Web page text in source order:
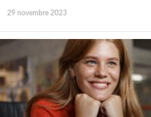
29 novembre 2023